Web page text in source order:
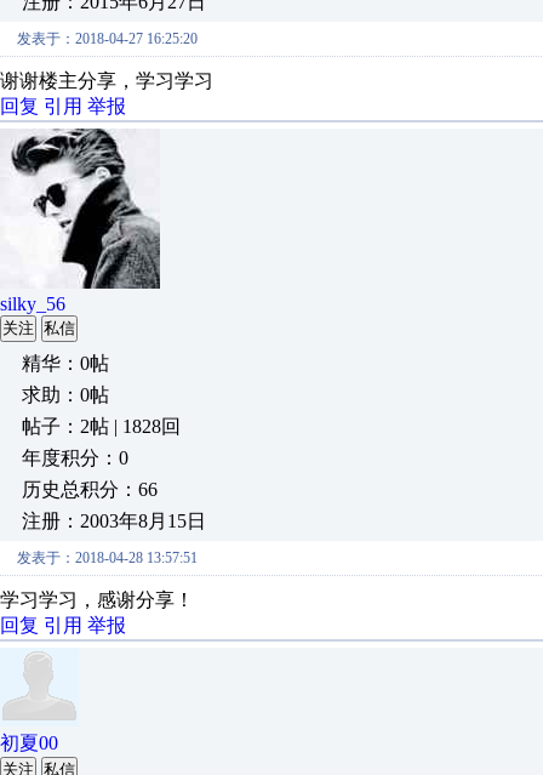
发表于：2018-04-27 16:25:20
谢谢楼主分享，学习学习
回复 引用 举报
silky_56
关注 私信
精华：0帖
求助：0帖
帖子：2帖 | 1828回
年度积分：0
历史总积分：66
注册：2003年8月15日
发表于：2018-04-28 13:57:51
学习学习，感谢分享！
回复 引用 举报
初夏00
关注 私信